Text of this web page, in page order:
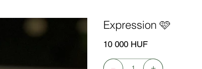
Expression 🩷
10 000 HUF